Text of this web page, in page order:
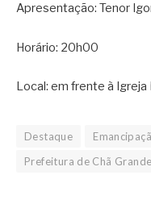
Apresentação: Tenor
Horário: 20h00
Local: em frente à Igreja
Destaque
Prefeitura de Chã Grande